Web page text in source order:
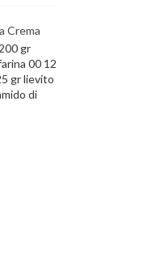
Crema
gr
00 12
gr lievito
di